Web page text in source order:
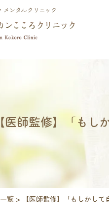
メンタルクリニック
【医師監修】「もし
覧 > 【医師監修】「もしかし